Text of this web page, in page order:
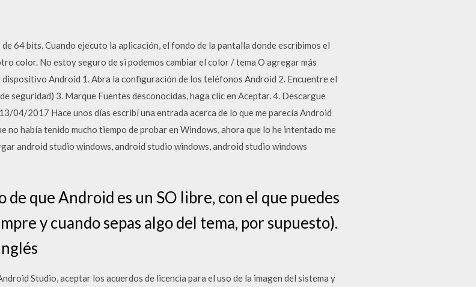
64 bits. Cuando ejecuto la aplicación, el fondo de la pantalla donde escribimos el
color. No estoy seguro de si podemos cambiar el color / tema O agregar más
Android 1. Abra la configuración de los teléfonos Android 2. Encuentre el
seguridad) 3. Marque Fuentes desconocidas, haga clic en Aceptar. 4. Descargue
04/2017 Hace unos días escribí una entrada acerca de lo que me parecía Android
no había tenido mucho tiempo de probar en Windows, ahora que lo he intentado me
android studio windows, android studio windows, android studio windows
de que Android es un SO libre, con el que puedes
y cuando sepas algo del tema, por supuesto).
Studio, aceptar los acuerdos de licencia para el uso de la imagen del sistema y